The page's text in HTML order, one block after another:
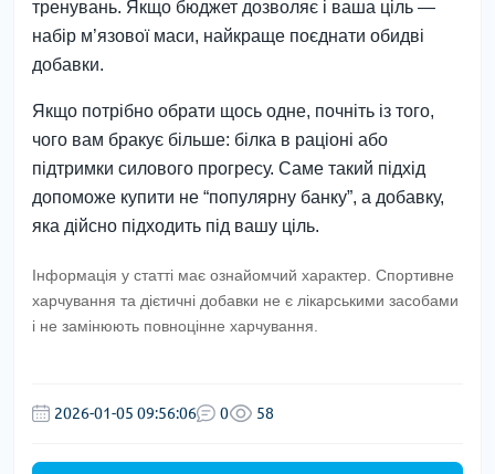
тренувань. Якщо бюджет дозволяє і ваша ціль —
набір м’язової маси, найкраще поєднати обидві
добавки.
Якщо потрібно обрати щось одне, почніть із того,
чого вам бракує більше: білка в раціоні або
підтримки силового прогресу. Саме такий підхід
допоможе купити не “популярну банку”, а добавку,
яка дійсно підходить під вашу ціль.
Інформація у статті має ознайомчий характер. Спортивне
харчування та дієтичні добавки не є лікарськими засобами
і не замінюють повноцінне харчування.
2026-01-05 09:56:06 0 58